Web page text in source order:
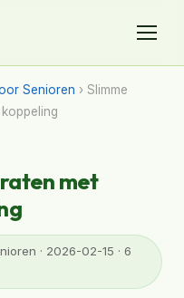
Senioren › Slimme
met
· 2026-02-15 · 6